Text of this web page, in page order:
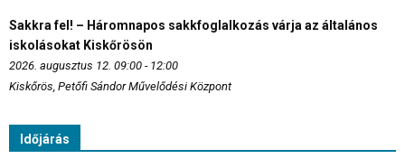
Sakkra fel! – Háromnapos sakkfoglalkozás várja az általános
iskolásokat Kiskőrösön
2026. augusztus 12. 09:00 - 12:00
Kiskőrös, Petőfi Sándor Művelődési Központ
Időjárás